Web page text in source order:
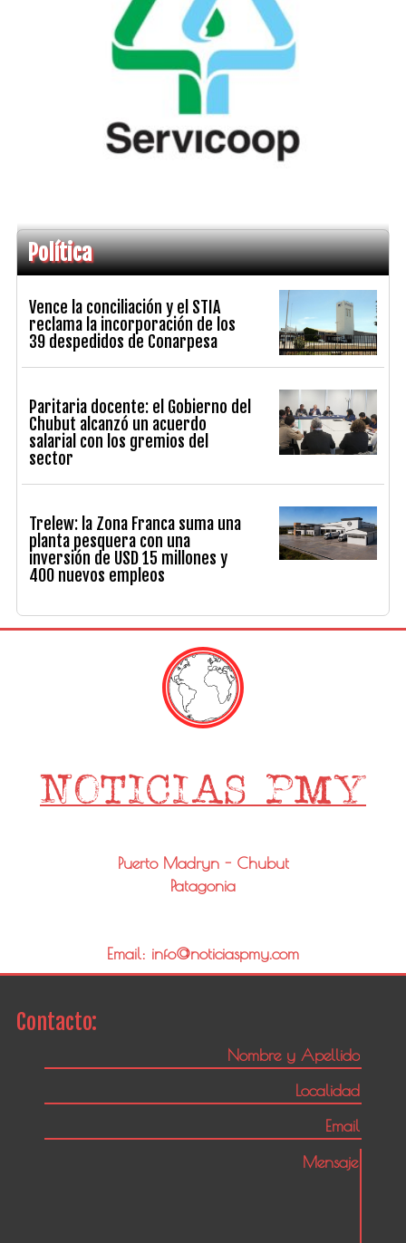
Política
Vence la conciliación y el STIA
reclama la incorporación de los
39 despedidos de Conarpesa
Paritaria docente: el Gobierno del
Chubut alcanzó un acuerdo
salarial con los gremios del
sector
Trelew: la Zona Franca suma una
planta pesquera con una
inversión de USD 15 millones y
400 nuevos empleos
Puerto Madryn - Chubut
Patagonia
Email: info@noticiaspmy.com
Contacto: